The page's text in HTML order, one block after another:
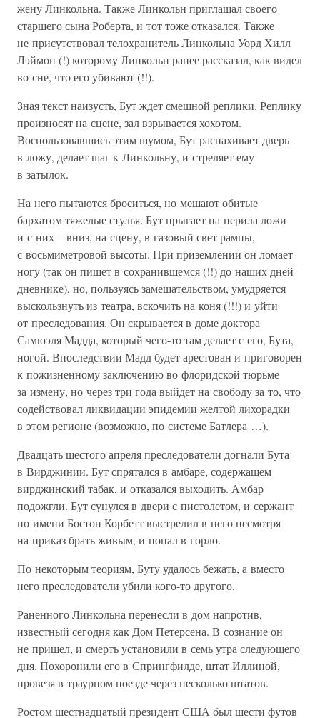
жену Линкольна. Также Линкольн приглашал своего
старшего сына Роберта, и тот тоже отказался. Также
не присутствовал телохранитель Линкольна Уорд Хилл
Лэймон (!) которому Линкольн ранее рассказал, как видел
во сне, что его убивают (!!).
Зная текст наизусть, Бут ждет смешной реплики. Реплику
произносят на сцене, зал взрывается хохотом.
Воспользовавшись этим шумом, Бут распахивает дверь
в ложу, делает шаг к Линкольну, и стреляет ему
в затылок.
На него пытаются броситься, но мешают обитые
бархатом тяжелые стулья. Бут прыгает на перила ложи
и с них – вниз, на сцену, в газовый свет рампы,
с восьмиметровой высоты. При приземлении он ломает
ногу (так он пишет в сохранившемся (!!) до наших дней
дневнике), но, пользуясь замешательством, умудряется
выскользнуть из театра, вскочить на коня (!!!) и уйти
от преследования. Он скрывается в доме доктора
Самюэля Мадда, который чего-то там делает с его, Бута,
ногой. Впоследствии Мадд будет арестован и приговорен
к пожизненному заключению во флоридской тюрьме
за измену, но через три года выйдет на свободу за то, что
содействовал ликвидации эпидемии желтой лихорадки
в этом регионе (возможно, по системе Батлера …).
Двадцать шестого апреля преследователи догнали Бута
в Вирджинии. Бут спрятался в амбаре, содержащем
вирджинский табак, и отказался выходить. Амбар
подожгли. Бут сунулся в двери с пистолетом, и сержант
по имени Бостон Корбетт выстрелил в него несмотря
на приказ брать живым, и попал в горло.
По некоторым теориям, Буту удалось бежать, а вместо
него преследователи убили кого-то другого.
Раненного Линкольна перенесли в дом напротив,
известный сегодня как Дом Петерсена. В сознание он
не пришел, и смерть установили в семь утра следующего
дня. Похоронили его в Спрингфилде, штат Иллиной,
провезя в траурном поезде через несколько штатов.
Ростом шестнадцатый президент США был шести футов